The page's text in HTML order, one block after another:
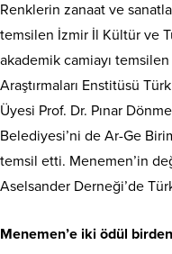
Renklerin zanaat ve
temsilen İzmir İl Kültür ve
akademik camiayı
Araştırmaları Enstitüsü
Üyesi Prof. Dr. Pınar
Belediyesi’ni de Ar-Ge
temsil etti. Menemen’in
Aselsander Derneği’de
Menemen’e iki ödül birden